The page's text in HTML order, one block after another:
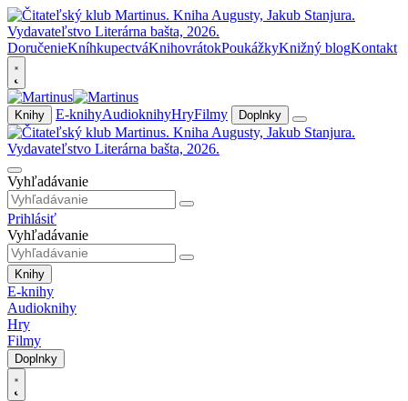
DoručenieKníhkupectváKnihovrátokPoukážkyKnižný blogKontakt
Knihy E-knihyAudioknihyHryFilmy Doplnky
Vyhľadávanie
Prihlásiť
Vyhľadávanie
Knihy
E-knihy
Audioknihy
Hry
Filmy
Doplnky